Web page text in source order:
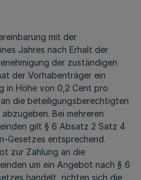
mit der
Jahres nach Erhalt der
der zuständigen
der Vorhabenträger ein
in Höhe von 0,2 Cent pro
die beteiligungsberechtigten
Bei mehreren
gilt § 6 Absatz 2 Satz 4
Gesetzes entsprechend.
zur Zahlung an die
um ein Angebot nach § 6
handelt, richten sich die